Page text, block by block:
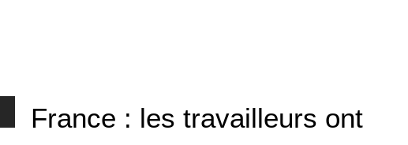
France : les travailleurs ont